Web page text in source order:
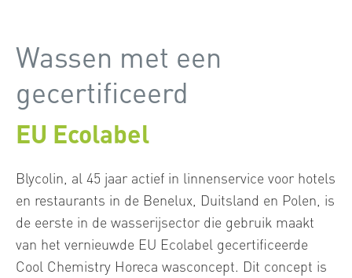
Wassen met een
gecertificeerd
EU Ecolabel
Blycolin, al 45 jaar actief in linnenservice voor hotels
en restaurants in de Benelux, Duitsland en Polen, is
de eerste in de wasserijsector die gebruik maakt
van het vernieuwde EU Ecolabel gecertificeerde
Cool Chemistry Horeca wasconcept. Dit concept is